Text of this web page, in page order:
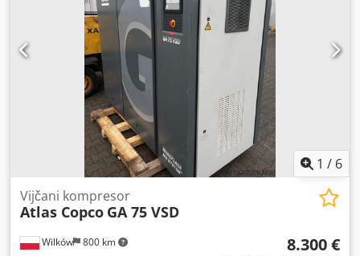
1 / 6
Wilków 800 km
Vijčani kompresor
Atlas Copco GA 75 VSD
8.300 €